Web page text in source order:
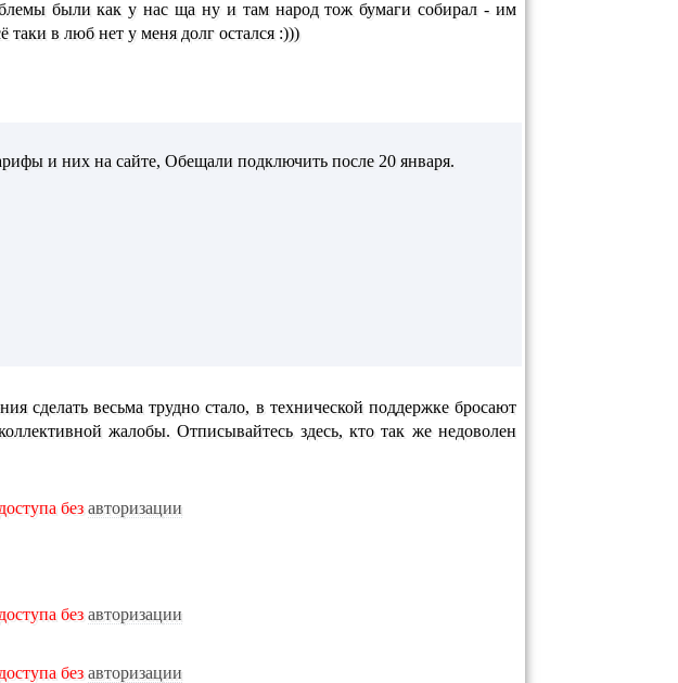
были как у нас ща ну и там народ тож бумаги собирал - им
таки в люб нет у меня долг остался :)))
и них на сайте, Обещали подключить после 20 января.
сделать весьма трудно стало, в технической поддержке бросают
жалобы. Отписывайтесь здесь, кто так же недоволен
без авторизации
без авторизации
без авторизации